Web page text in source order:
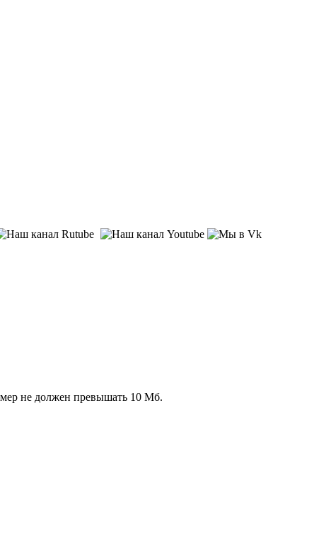
не должен превышать 10 Мб.